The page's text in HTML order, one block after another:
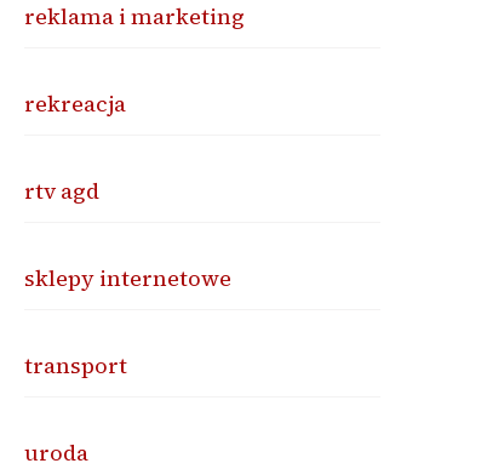
reklama i marketing
rekreacja
rtv agd
sklepy internetowe
transport
uroda